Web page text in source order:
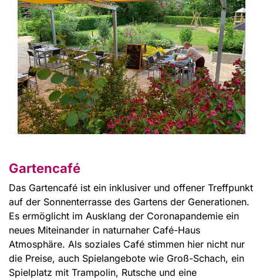
Gartencafé
Das Gartencafé ist ein inklusiver und offener Treffpunkt
auf der Sonnenterrasse des Gartens der Generationen.
Es ermöglicht im Ausklang der Coronapandemie ein
neues Miteinander in naturnaher Café-Haus
Atmosphäre. Als soziales Café stimmen hier nicht nur
die Preise, auch Spielangebote wie Groß-Schach, ein
Spielplatz mit Trampolin, Rutsche und eine